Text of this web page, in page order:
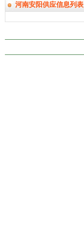
河南安阳供应信息列表